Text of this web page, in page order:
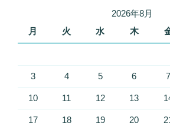
2026年8月
月
火 水 木
3 4 5 6 7
10 11 12 13
17 18 19 20